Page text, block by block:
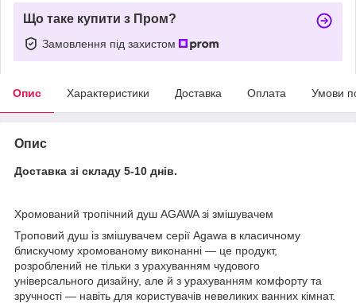
Що таке купити з Пром?
Замовлення під захистом
Опис Характеристики Доставка Оплата Умови
Опис
Доставка зі складу 5-10 днів.
Хромований тропічний душ AGAWA зі змішувачем
Троповий душ із змішувачем серії Agawa в класичному
блискучому хромованому виконанні — це продукт,
розроблений не тільки з урахуванням чудового
універсального дизайну, але й з урахуванням комфорту та
зручності — навіть для користувачів невеликих ванних кімнат.